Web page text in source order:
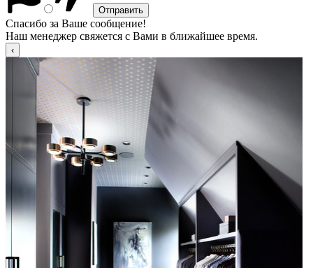
Спасибо за Ваше сообщение!
Наш менеджер свяжется с Вами в ближайшее время.